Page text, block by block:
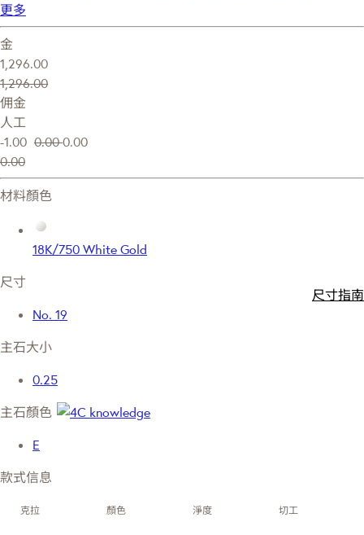
更多
金
1,296.00
1,296.00
佣金
人工
-1.00 0.000.00
0.00
材料顏色
18K/750 White Gold
尺寸
尺寸指南
No. 19
主石大小
0.25
主石顏色
E
款式信息
克拉 顏色 淨度 切工